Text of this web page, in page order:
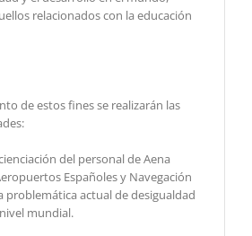
relacionados con la educación
de estos fines se realizarán las
del personal de Aena
Españoles y Navegación
problemática actual de desigualdad
mundial.